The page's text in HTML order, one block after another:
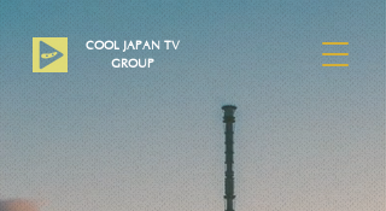
COOL JAPAN TV
​GROUP